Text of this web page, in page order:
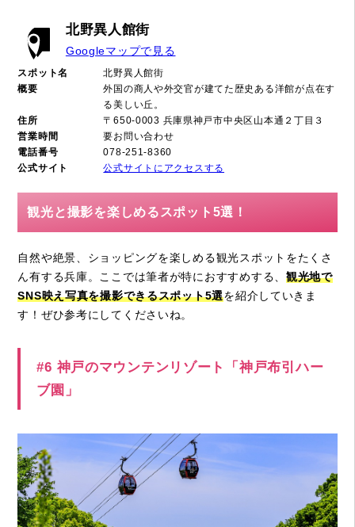
北野異人館街
Googleマップで見る
スポット名
北野異人館街
概要
外国の商人や外交官が建てた歴史ある洋館が点在す
る美しい丘。
住所
〒650-0003 兵庫県神戸市中央区山本通２丁目３
営業時間
要お問い合わせ
電話番号
078-251-8360
公式サイト
公式サイトにアクセスする
観光と撮影を楽しめるスポット5選！
自然や絶景、ショッピングを楽しめる観光スポットをたくさ
ん有する兵庫。ここでは筆者が特におすすめする、 観光地で
SNS映え写真を撮影できるスポット5選を紹介していきま
す！ぜひ参考にしてくださいね。
#6 神戸のマウンテンリゾート「神戸布引ハー
ブ園」